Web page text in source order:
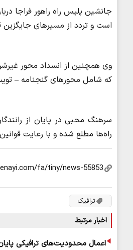
جانشین پلیس راه راهور فراجا
است و تردد از مسیرهای
وی همچنین از انسداد محور
که شامل محورهای گنجنامه –
سرهنگ محبی در پایان از
راه‌ها مطلع شده و با رعایت
ترافیک
اخبار مرتبط
اعمال محدودیت‌های ترافیکی